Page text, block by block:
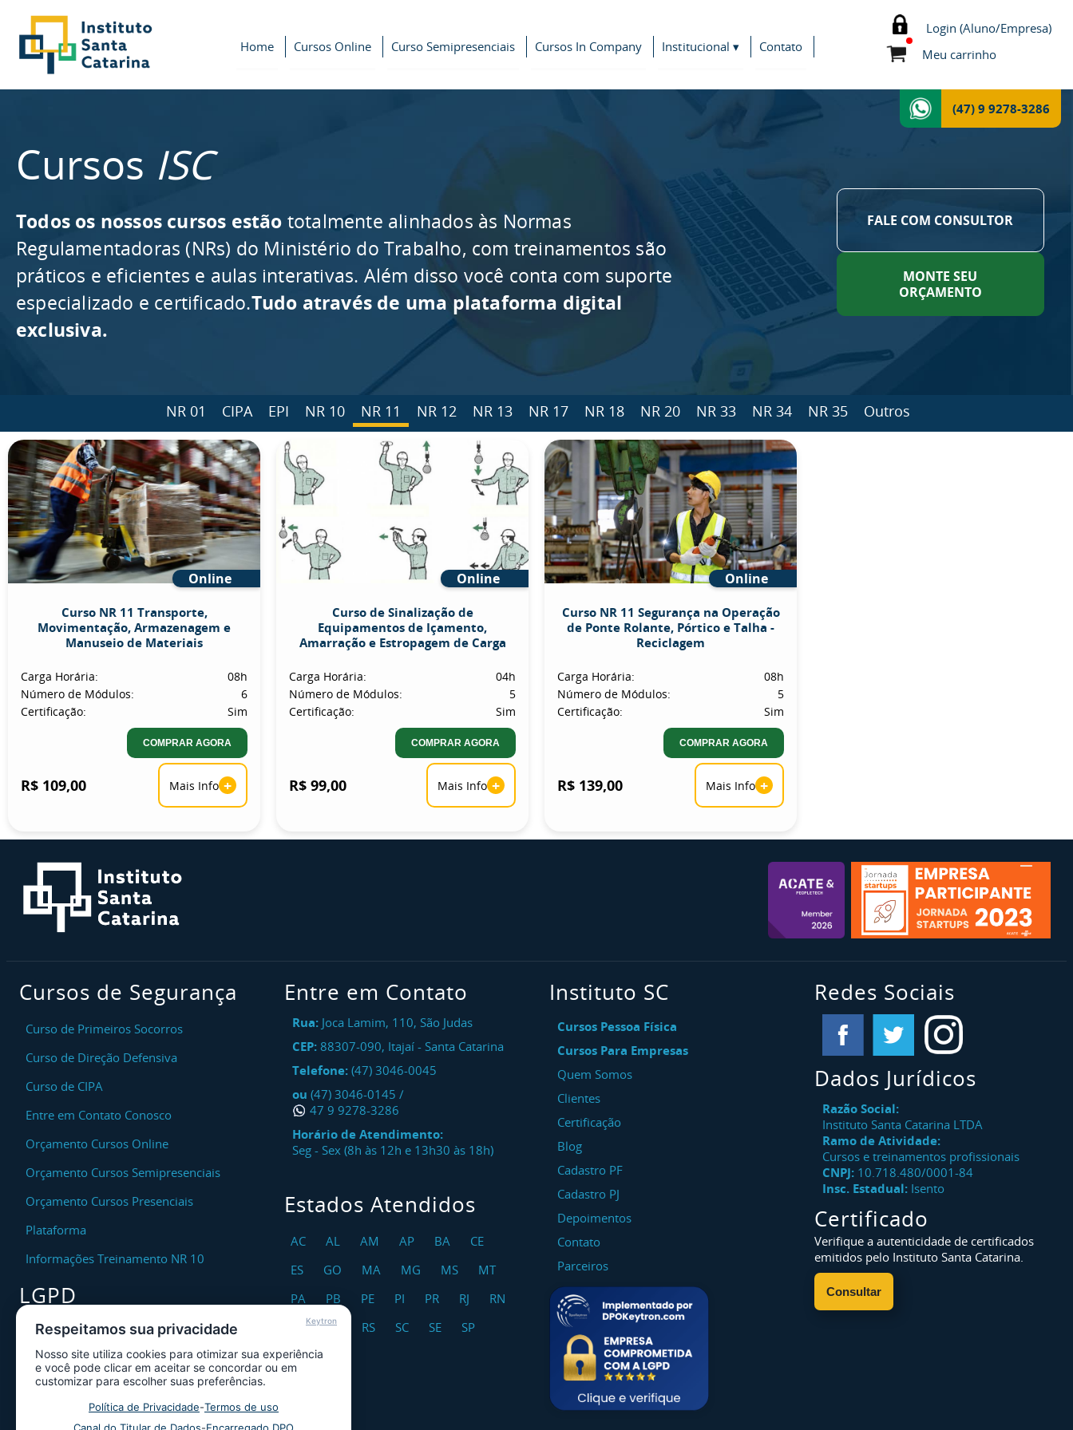
Home Cursos Online Curso Semipresenciais Cursos In Company Institucional ▾ Contato
Login (Aluno/Empresa)
Meu carrinho
(47) 9 9278-3286
Cursos ISC
Todos os nossos cursos estão totalmente alinhados às Normas
Regulamentadoras (NRs) do Ministério do Trabalho, com treinamentos são
práticos e eficientes e aulas interativas. Além disso você conta com suporte
especializado e certificado.Tudo através de uma plataforma digital
exclusiva.
FALE COM CONSULTOR
MONTE SEU
ORÇAMENTO
NR 01 CIPA EPI NR 10 NR 11 NR 12 NR 13 NR 17 NR 18 NR 20 NR 33 NR 34 NR 35 Outros
Online
Curso NR 11 Transporte,
Movimentação, Armazenagem e
Manuseio de Materiais
Carga Horária:
08h
Número de Módulos:
6
Certificação:
Sim
COMPRAR AGORA
R$ 109,00 Mais Info +
Online
Curso de Sinalização de
Equipamentos de Içamento,
Amarração e Estropagem de Carga
Carga Horária:
04h
Número de Módulos:
5
Certificação:
Sim
COMPRAR AGORA
R$ 99,00 Mais Info +
Online
Curso NR 11 Segurança na Operação
de Ponte Rolante, Pórtico e Talha -
Reciclagem
Carga Horária:
08h
Número de Módulos:
5
Certificação:
Sim
COMPRAR AGORA
R$ 139,00 Mais Info +
Cursos de Segurança
Curso de Primeiros Socorros
Curso de Direção Defensiva
Curso de CIPA
Entre em Contato Conosco
Orçamento Cursos Online
Orçamento Cursos Semipresenciais
Orçamento Cursos Presenciais
Plataforma
Informações Treinamento NR 10
LGPD
Encarregado DPO
Canal de Atendimento ao Titular dos
Dados
Política de Privacidade
Entre em Contato
Rua: Joca Lamim, 110, São Judas
CEP: 88307-090, Itajaí - Santa Catarina
Telefone: (47) 3046-0045
ou (47) 3046-0145 /
47 9 9278-3286
Horário de Atendimento:
Seg - Sex (8h às 12h e 13h30 às 18h)
Estados Atendidos
AC AL AM AP BA
CE
ES
GO MA MG MS
MT
PA
PB PE PI PR RJ
RN
RO
RR RS SC SE
SP
TO
Instituto SC
Cursos Pessoa Física
Cursos Para Empresas
Quem Somos
Clientes
Certificação
Blog
Cadastro PF
Cadastro PJ
Depoimentos
Contato
Parceiros
Redes Sociais
Dados Jurídicos
Razão Social:
Instituto Santa Catarina LTDA
Ramo de Atividade:
Cursos e treinamentos profissionais
CNPJ: 10.718.480/0001-84
Insc. Estadual: Isento
Certificado
Verifique a autenticidade de certificados
emitidos pelo Instituto Santa Catarina.
Consultar
Keytron
Respeitamos sua privacidade
Nosso site utiliza cookies para otimizar sua experiência
e você pode clicar em aceitar se concordar ou em
customizar para escolher suas preferências.
Política de Privacidade-Termos de uso